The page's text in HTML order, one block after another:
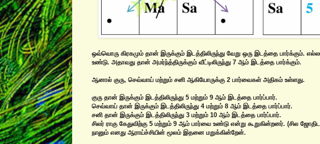
ஒவ்வொரு கிரகமும் தான் இருக்கும் இடத்திலிருந்து வேறு ஒரு இடத்தை பார்க்கும்.
உண்டு. அதாவது தான் அம‌ர்ந்த்திருக்கும் வீட்டிலிருந்து 7 ஆம் இடத்தை பார்க்கும்.
ஆனால் குரு, செவ்வாய் மற்றும் சனி ஆகியோருக்கு 2 பார்வைகள் அதிகம் உள்ளது.
குரு தான் இருக்கும் இடத்திலிருந்து 5 மற்றும் 9 ஆம் இடத்தை பார்ப்பார்.
செவ்வாய் தான் இருக்கும் இடத்திலிருந்து 4 மற்றும் 8 ஆம் இடத்தை பார்ப்பார்.
சனி தான் இருக்கும் இடத்திலிருந்து 3 மற்றும் 10 ஆம் இடத்தை பார்ப்பார்.
சிலர் ராகு கேதுவிற்கு 5 மற்றும் 9 ஆம் பார்வை உண்டு என்று கூறுகின்றனர். (சில
நானும் எனது ஆராய்ச்சியின் மூலம் இதனை மறுக்கின்றேன்.